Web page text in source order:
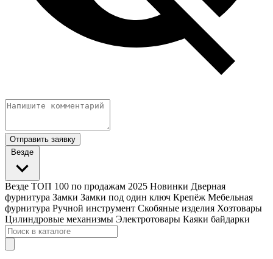
Отправить заявку
Везде
Везде ТОП 100 по продажам 2025 Новинки Дверная
фурнитура Замки Замки под один ключ Крепёж Мебельная
фурнитура Ручной инструмент Скобяные изделия Хозтовары
Цилиндровые механизмы Электротовары Каяки байдарки